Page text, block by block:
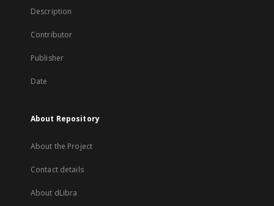
Description
Contributor
Publisher
Date
About Repository
About the Project
Contact details
About dLibra